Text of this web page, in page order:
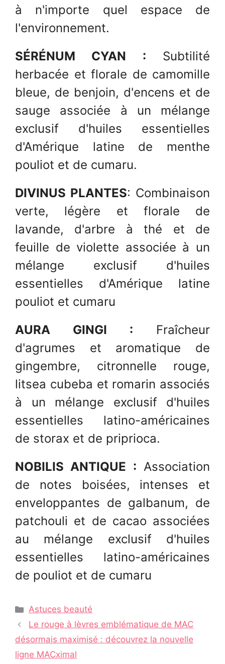
à n'importe quel espace de
l'environnement.
SÉRÉNUM CYAN : Subtilité
herbacée et florale de camomille
bleue, de benjoin, d'encens et de
sauge associée à un mélange
exclusif d'huiles essentielles
d'Amérique latine de menthe
pouliot et de cumaru.
DIVINUS PLANTES: Combinaison
verte, légère et florale de
lavande, d'arbre à thé et de
feuille de violette associée à un
mélange exclusif d'huiles
essentielles d'Amérique latine
pouliot et cumaru
AURA GINGI : Fraîcheur
d'agrumes et aromatique de
gingembre, citronnelle rouge,
litsea cubeba et romarin associés
à un mélange exclusif d'huiles
essentielles latino-américaines
de storax et de priprioca.
NOBILIS ANTIQUE : Association
de notes boisées, intenses et
enveloppantes de galbanum, de
patchouli et de cacao associées
au mélange exclusif d'huiles
essentielles latino-américaines
de pouliot et de cumaru
Catégories
Astuces beauté
Navigation
des
Le rouge à lèvres emblématique de MAC
désormais maximisé : découvrez la nouvelle
ligne MACximal